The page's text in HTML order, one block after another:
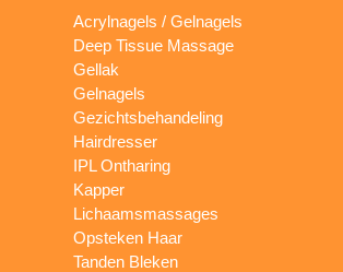
Acrylnagels / Gelnagels
Deep Tissue Massage
Gellak
Gelnagels
Gezichtsbehandeling
Hairdresser
IPL Ontharing
Kapper
Lichaamsmassages
Opsteken Haar
Tanden Bleken